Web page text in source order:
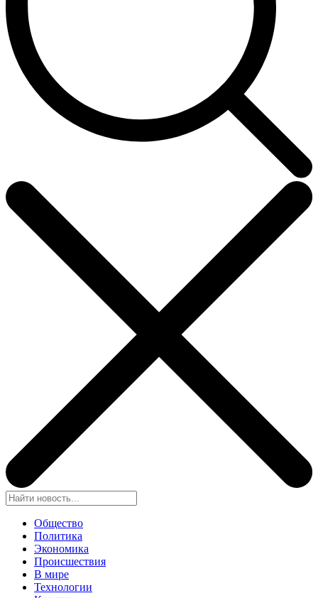
Общество
Политика
Экономика
Происшествия
В мире
Технологии